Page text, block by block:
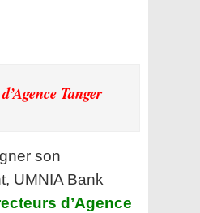
Tanger
son
UMNIA Bank
d’Agence